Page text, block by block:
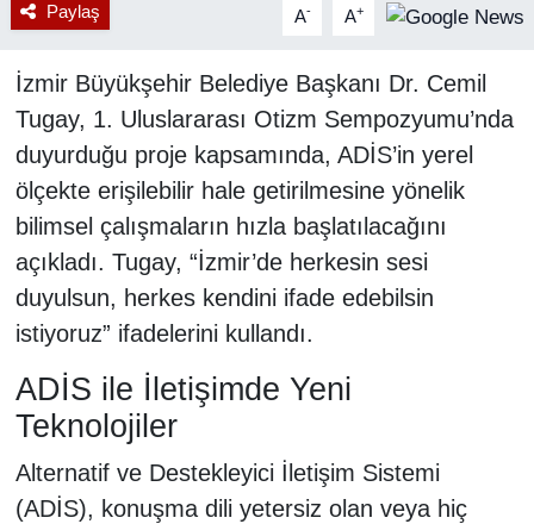
Paylaş A- A+
İzmir Büyükşehir Belediye Başkanı Dr. Cemil
Tugay, 1. Uluslararası Otizm Sempozyumu’nda
duyurduğu proje kapsamında, ADİS’in yerel
ölçekte erişilebilir hale getirilmesine yönelik
bilimsel çalışmaların hızla başlatılacağını
açıkladı. Tugay, “İzmir’de herkesin sesi
duyulsun, herkes kendini ifade edebilsin
istiyoruz” ifadelerini kullandı.
ADİS ile İletişimde Yeni
Teknolojiler
Alternatif ve Destekleyici İletişim Sistemi
(ADİS), konuşma dili yetersiz olan veya hiç